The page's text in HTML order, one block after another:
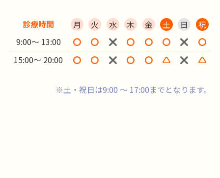
診療時間 月 火 水 木 金 土 日
祝
9:00～ 13:00
15:00～ 20:00
※土・祝日は9:00 ～ 17:00までとなります。